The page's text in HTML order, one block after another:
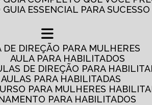
ESSENCIAL PARA SUCESSO
DE DIREÇÃO PARA MULHERES
AULA PARA HABILITADOS
DE DIREÇÃO PARA
AULAS PARA HABILITADAS
CURSO PARA MULHERES
PARA HABILITADOS